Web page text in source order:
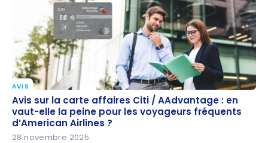
Avis sur la carte affaires Citi / AAdvantage : en
vaut-elle la peine pour les voyageurs fréquents
d’American Airlines ?
AVIS
Avis sur la carte affaires Citi / AAdvantage : en
vaut-elle la peine pour les voyageurs fréquents
d’American Airlines ?
28 novembre 2025